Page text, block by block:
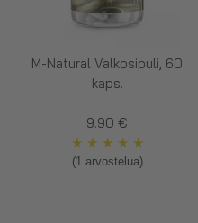
M-Natural Valkosipuli, 60
kaps.
9.90 €
★ ★ ★ ★ ★
(1 arvostelua)